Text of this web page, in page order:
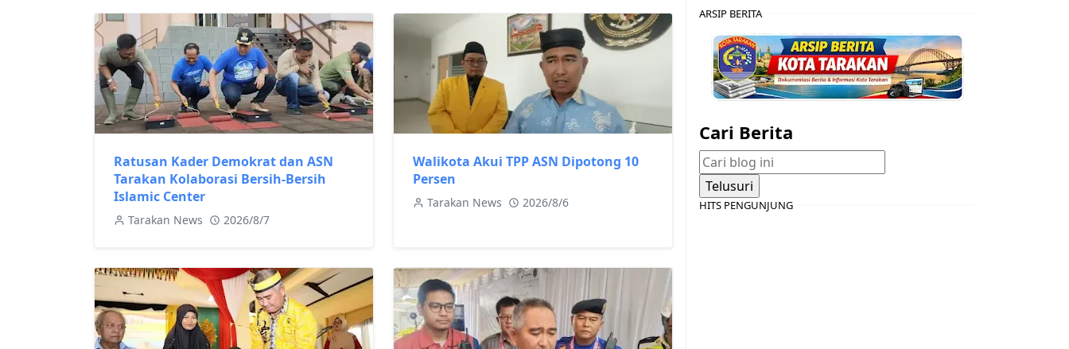
Ratusan Kader Demokrat dan ASN
Tarakan Kolaborasi Bersih-Bersih
Islamic Center
Tarakan News 2026/8/7
Walikota Akui TPP ASN Dipotong 10
Persen
Tarakan News 2026/8/6
ARSIP BERITA
Cari Berita
HITS PENGUNJUNG